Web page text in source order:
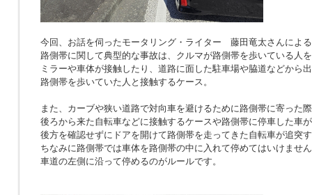
今回、お話を伺ったモータリング・ライター 藤田竜太さんによ
路側帯に関して典型的な事故は、クルマが路側帯を歩いている人
ミラーや車体が接触したり、道路に面した駐車場や脇道などから
路側帯を歩いていた人と接触するケース。
また、カーブや狭い道路で対向車を避けるために路側帯に寄った
後ろから来た自転車などに接触するケースや路側帯に停車した車
後方を確認せずにドアを開けて路側帯を走ってきた自転車が追突
ちなみに路側帯では車体を路側帯の中に入れて停めてはいけませ
車道の左側に沿って停めるのがルールです。